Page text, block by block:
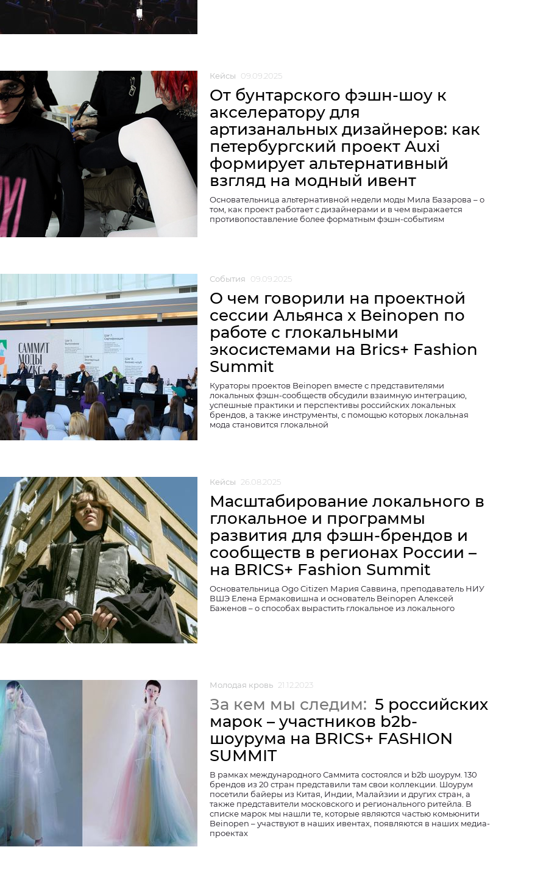
Кейсы 09.09.2025
От бунтарского фэшн-шоу к
акселератору для
артизанальных дизайнеров: как
петербургский проект Auxi
формирует альтернативный
взгляд на модный ивент
Основательница альтернативной недели моды Мила Базарова – о
том, как проект работает с дизайнерами и в чем выражается
противопоставление более форматным фэшн-событиям
События 09.09.2025
О чем говорили на проектной
сессии Альянса x Beinopen по
работе с глокальными
экосистемами на Brics+ Fashion
Summit
Кураторы проектов Beinopen вместе с представителями
локальных фэшн-сообществ обсудили взаимную интеграцию,
успешные практики и перспективы российских локальных
брендов, а также инструменты, с помощью которых локальная
мода становится глокальной
Кейсы 26.08.2025
Масштабирование локального в
глокальное и программы
развития для фэшн-брендов и
сообществ в регионах России –
на BRICS+ Fashion Summit
Основательница Ogo Citizen Мария Саввина, преподаватель НИУ
ВШЭ Елена Ермаковишна и основатель Beinopen Алексей
Баженов – о способах вырастить глокальное из локального
Молодая кровь 21.12.2023
За кем мы следим: 5 российских
марок – участников b2b-
шоурума на BRICS+ FASHION
SUMMIT
В рамках международного Саммита состоялся и b2b шоурум. 130
брендов из 20 стран представили там свои коллекции. Шоурум
посетили байеры из Китая, Индии, Малайзии и других стран, а
также представители московского и регионального ритейла. В
списке марок мы нашли те, которые являются частью комьюнити
Beinopen – участвуют в наших ивентах, появляются в наших медиа-
проектах